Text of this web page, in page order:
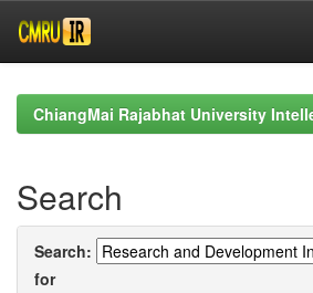
navigationChiangMai Rajabhat University
Search
Search:
for